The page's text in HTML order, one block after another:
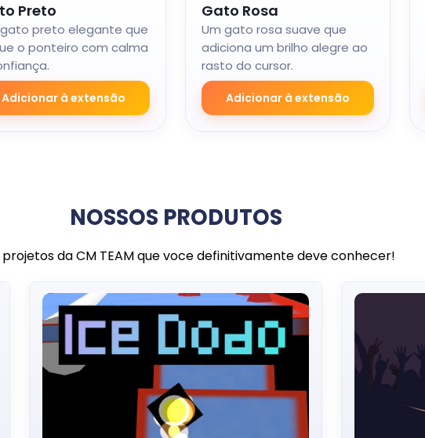
Preto
preto elegante que
o ponteiro com calma
Adicionar à extensão
Gato Rosa
Um gato rosa suave que
adiciona um brilho alegre ao
rasto do cursor.
Adicionar à extensão
NOSSOS PRODUTOS
da CM TEAM que voce definitivamente deve conhecer!